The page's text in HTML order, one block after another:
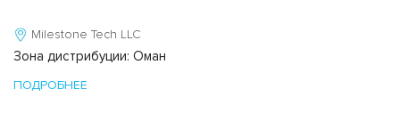
Milestone Tech LLC
Зона дистрибуции: Оман
ПОДРОБНЕЕ